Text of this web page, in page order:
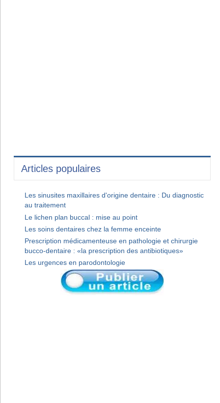
Articles populaires
Les sinusites maxillaires d'origine dentaire : Du diagnostic
au traitement
Le lichen plan buccal : mise au point
Les soins dentaires chez la femme enceinte
Prescription médicamenteuse en pathologie et chirurgie
bucco-dentaire : «la prescription des antibiotiques»
Les urgences en parodontologie